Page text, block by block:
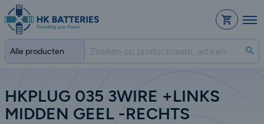
HKPLUG 035 3WIRE +LINKS
MIDDEN GEEL -RECHTS